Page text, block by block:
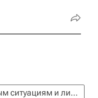
МЧС России (Министерство РФ по делам гражданской обороны, чрезвычайным ситуациям и ликвидации последствий стихийных бедствий)